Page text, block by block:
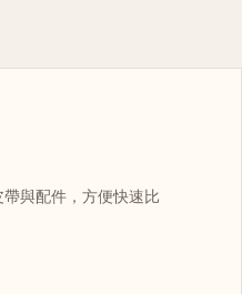
與配件，方便快速比